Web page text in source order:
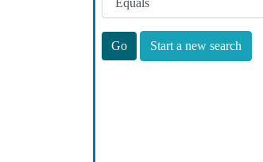
Start a new search